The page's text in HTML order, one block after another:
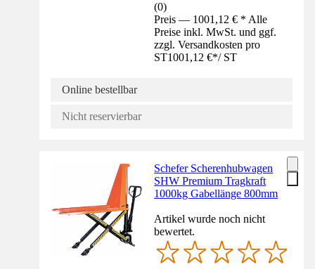
(0)
Preis — 1001,12 € * Alle
Preise inkl. MwSt. und ggf.
zzgl. Versandkosten pro
ST1001,12 €*/ ST
Online bestellbar
Nicht reservierbar
Schefer Scherenhubwagen
SHW Premium Tragkraft
1000kg Gabellänge 800mm
Artikel wurde noch nicht
bewertet.